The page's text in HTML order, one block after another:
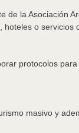
de la Asociación
o servicios
protocolos
masivo y